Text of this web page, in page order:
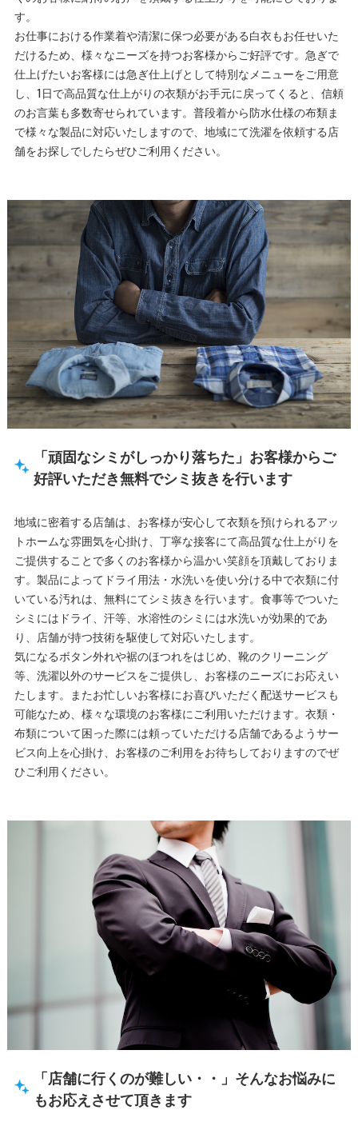
す。
お仕事における作業着や清潔に保つ必要がある白衣もお任せいた
だけるため、様々なニーズを持つお客様からご好評です。急ぎで
仕上げたいお客様には急ぎ仕上げとして特別なメニューをご用意
し、1日で高品質な仕上がりの衣類がお手元に戻ってくると、信頼
のお言葉も多数寄せられています。普段着から防水仕様の布類ま
で様々な製品に対応いたしますので、地域にて洗濯を依頼する店
舗をお探しでしたらぜひご利用ください。
「頑固なシミがしっかり落ちた」お客様からご
好評いただき無料でシミ抜きを行います
地域に密着する店舗は、お客様が安心して衣類を預けられるアッ
トホームな雰囲気を心掛け、丁寧な接客にて高品質な仕上がりを
ご提供することで多くのお客様から温かい笑顔を頂戴しておりま
す。製品によってドライ用法・水洗いを使い分ける中で衣類に付
いている汚れは、無料にてシミ抜きを行います。食事等でついた
シミにはドライ、汗等、水溶性のシミには水洗いが効果的であ
り、店舗が持つ技術を駆使して対応いたします。
気になるボタン外れや裾のほつれをはじめ、靴のクリーニング
等、洗濯以外のサービスをご提供し、お客様のニーズにお応えい
たします。またお忙しいお客様にお喜びいただく配送サービスも
可能なため、様々な環境のお客様にご利用いただけます。衣類・
布類について困った際には頼っていただける店舗であるようサー
ビス向上を心掛け、お客様のご利用をお待ちしておりますのでぜ
ひご利用ください。
「店舗に行くのが難しい・・」そんなお悩みに
もお応えさせて頂きます